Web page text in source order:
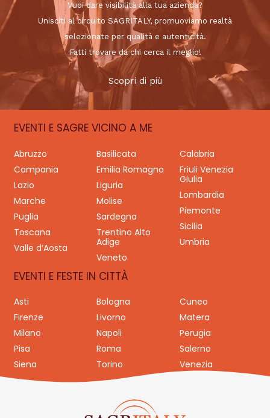
Vuoi dare visibilità alla tua azienda?
Unisciti al circuito SAGRITALY, promuoviamo realtà
selezionate per qualità e autenticità.
Fatti trovare da chi cerca il meglio!
Scopri di più
EVENTI E SAGRE VICINO A ME
Abruzzo Basilicata
Calabria
Campania
Emilia Romagna
Friuli Venezia
Giulia
Lazio
Liguria
Lombardia
Marche
Molise
Piemonte
Puglia
Sardegna
Sicilia
Toscana
Trentino Alto
Adige
Umbria
Valle d’Aosta
Veneto
EVENTI E FESTE IN CITTÀ
Asti Bologna
Cuneo
Firenze
Livorno
Matera
Milano
Napoli
Perugia
Pisa
Roma
Salerno
Siena
Torino Venezia